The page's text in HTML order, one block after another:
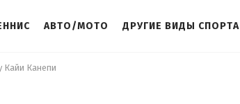
АВТО/МОТО ДРУГИЕ ВИДЫ СПОРТА
Кайи Канепи